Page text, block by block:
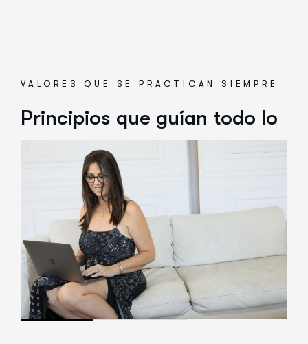
VALORES QUE SE PRACTICAN SIEMPRE
Principios que guían todo lo
que hacemos